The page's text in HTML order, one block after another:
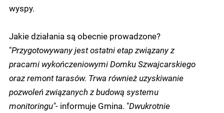
wyspy.
Jakie działania są obecnie prowadzone?
"Przygotowywany jest ostatni etap związany z
pracami wykończeniowymi Domku Szwajcarskiego
oraz remont tarasów. Trwa również uzyskiwanie
pozwoleń związanych z budową systemu
monitoringu"- informuje Gmina. "Dwukrotnie